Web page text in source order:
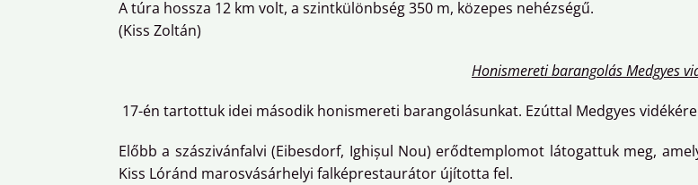
A túra hossza 12 km volt, a szintkülönbség 350 m, közepes nehézségű.
(Kiss Zoltán)
Honismereti barangolás Medgyes
17-én tartottuk idei második honismereti barangolásunkat. Ezúttal Medgyes
Előbb a szászivánfalvi (Eibesdorf, Ighișul Nou) erődtemplomot látogattuk meg,
Kiss Lóránd marosvásárhelyi falképrestaurátor újította fel.